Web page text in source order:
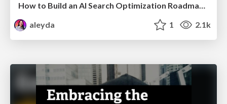
How to Build an AI Search Optimization Roadmap - Criteria and Steps to Take #SEOIRL
aleyda
1 2.1k